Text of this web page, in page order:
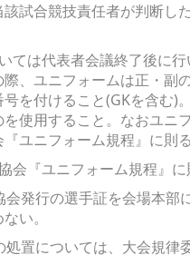
試合競技責任者が判断し
ては代表者会議終了後に
、ユニフォームは正・副
を付けること(GKを含む)
使用すること。なおユ
ユニフォーム規程』に則る
『ユニフォーム規程』に
発行の選手証を会場本部
い。
置については、大会規律